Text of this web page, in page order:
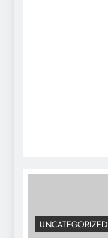
UNCATEGORIZED